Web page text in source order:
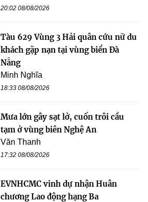
20:02 08/08/2026
Tàu 629 Vùng 3 Hải quân cứu nữ du
khách gặp nạn tại vùng biển Đà
Nẵng
Minh Nghĩa
18:33 08/08/2026
Mưa lớn gây sạt lở, cuốn trôi cầu
tạm ở vùng biên Nghệ An
Văn Thanh
17:32 08/08/2026
EVNHCMC vinh dự nhận Huân
chương Lao động hạng Ba